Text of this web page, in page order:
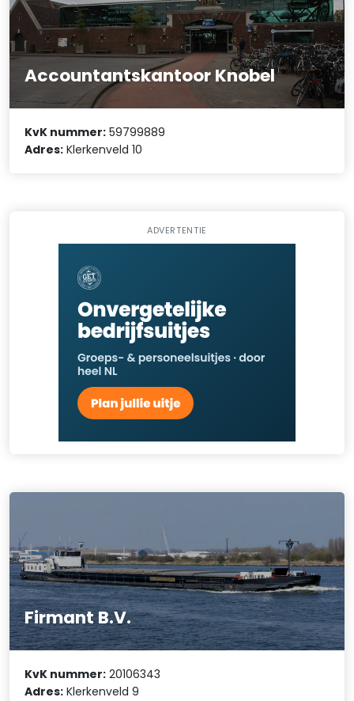
Accountantskantoor Knobel
KvK nummer: 59799889
Adres: Klerkenveld 10
ADVERTENTIE
Firmant B.V.
KvK nummer: 20106343
Adres: Klerkenveld 9